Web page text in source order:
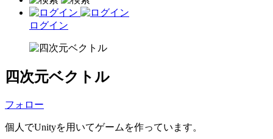
ログイン
四次元ベクトル
フォロー
個人でUnityを用いてゲームを作っています。